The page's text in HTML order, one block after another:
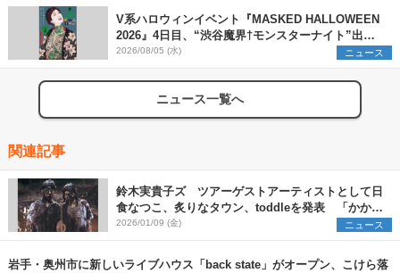
V系ハロウィンイベント『MASKED HALLOWEEN
2026』4日目、“渋谷魔界†モンスターナイト”出演6
組を発表
2026/08/05 (水) ニュース
ニュース一覧へ
関連記事
鈴木実貴子ズ ツアーゲストアーティストとして日
食なつこ、炙りなタウン、toddleを発表 「かかっ
てこいよバッドエンド」のライブ映像も公開に
2026/01/09 (金) ニュース
岩手・奥州市に新しいライブハウス「back state」がオープン、こけら落